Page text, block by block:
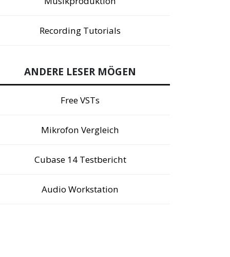
Recording Tutorials
ANDERE LESER MÖGEN
Free VSTs
Mikrofon Vergleich
Cubase 14 Testbericht
Audio Workstation